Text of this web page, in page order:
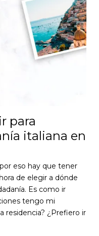
para
italiana en
eso hay que tener
de elegir a dónde
Es como ir
tengo mi
residencia? ¿Prefiero ir